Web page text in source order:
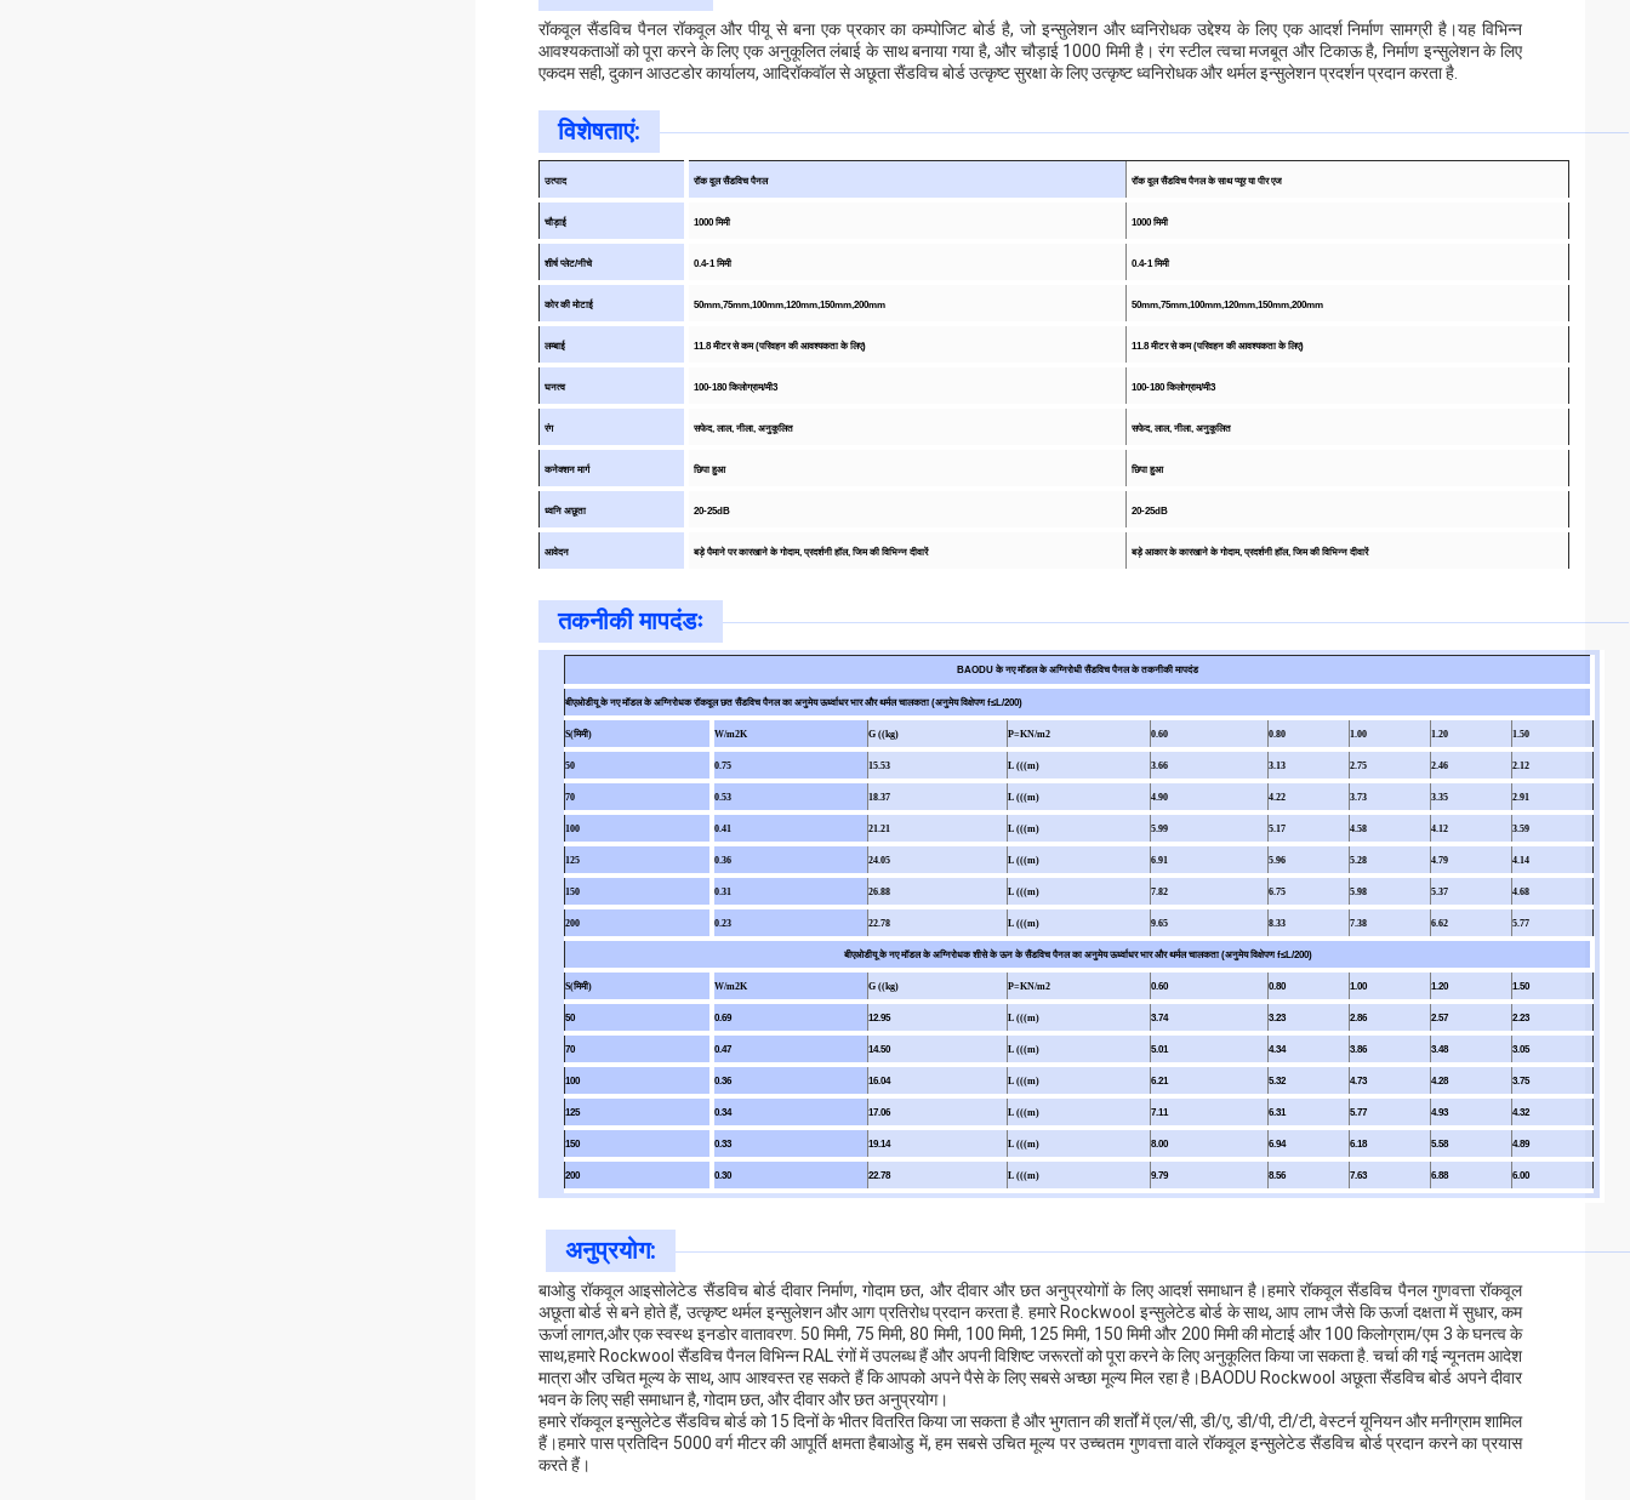
रॉकवूल सैंडविच पैनल रॉकवूल और पीयू से बना एक प्रकार का कम्पोजिट बोर्ड है, जो इन्सुलेशन और ध्वनिरोधक उद्देश्य के लिए एक आदर्श निर्माण सामग्री है।यह विभिन्न
आवश्यकताओं को पूरा करने के लिए एक अनुकूलित लंबाई के साथ बनाया गया है, और चौड़ाई 1000 मिमी है। रंग स्टील त्वचा मजबूत और टिकाऊ है, निर्माण इन्सुलेशन के लिए
एकदम सही, दुकान आउटडोर कार्यालय, आदिरॉकवॉल से अछूता सैंडविच बोर्ड उत्कृष्ट सुरक्षा के लिए उत्कृष्ट ध्वनिरोधक और थर्मल इन्सुलेशन प्रदर्शन प्रदान करता है.
विशेषताएं:
उत्पाद रॉक वूल सैंडविच पैनल रॉक वूल सैंडविच पैनल के साथ प्यूर या पीर एज
चौड़ाई 1000 मिमी 1000 मिमी
शीर्ष प्लेट/नीचे 0.4-1 मिमी 0.4-1 मिमी
कोर की मोटाई 50mm,75mm,100mm,120mm,150mm,200mm 50mm,75mm,100mm,120mm,150mm,200mm
लम्बाई 11.8 मीटर से कम (परिवहन की आवश्यकता के लिए) 11.8 मीटर से कम (परिवहन की आवश्यकता के लिए)
घनत्व 100-180 किलोग्राम/मी3 100-180 किलोग्राम/मी3
रंग सफेद, लाल, नीला, अनुकूलित सफेद, लाल, नीला, अनुकूलित
कनेक्शन मार्ग छिपा हुआ छिपा हुआ
ध्वनि अछूता 20-25dB 20-25dB
आवेदन बड़े पैमाने पर कारखाने के गोदाम, प्रदर्शनी हॉल, जिम की विभिन्न दीवारें बड़े आकार के कारखाने के गोदाम, प्रदर्शनी हॉल, जिम की विभिन्न दीवारें
तकनीकी मापदंडः
BAODU के नए मॉडल के अग्निरोधी सैंडविच पैनल के तकनीकी मापदंड
बीएओडीयू के नए मॉडल के अग्निरोधक रॉकवूल छत सैंडविच पैनल का अनुमेय ऊर्ध्वाधर भार और थर्मल चालकता (अनुमेय विक्षेपण f≤L/200)
S(मिमी) W/m2K G ((kg) P=KN/m2 0.60 0.80 1.00 1.20 1.50
50 0.75 15.53 L (((m) 3.66 3.13 2.75 2.46 2.12
70 0.53 18.37 L (((m) 4.90 4.22 3.73 3.35 2.91
100 0.41 21.21 L (((m) 5.99 5.17 4.58 4.12 3.59
125 0.36 24.05 L (((m) 6.91 5.96 5.28 4.79 4.14
150 0.31 26.88 L (((m) 7.82 6.75 5.98 5.37 4.68
200 0.23 22.78 L (((m) 9.65 8.33 7.38 6.62 5.77
बीएओडीयू के नए मॉडल के अग्निरोधक शीसे के ऊन के सैंडविच पैनल का अनुमेय ऊर्ध्वाधर भार और थर्मल चालकता (अनुमेय विक्षेपण f≤L/200)
S(मिमी) W/m2K G ((kg) P=KN/m2 0.60 0.80 1.00 1.20 1.50
50 0.69 12.95 L (((m) 3.74 3.23 2.86 2.57 2.23
70 0.47 14.50 L (((m) 5.01 4.34 3.86 3.48 3.05
100 0.36 16.04 L (((m) 6.21 5.32 4.73 4.28 3.75
125 0.34 17.06 L (((m) 7.11 6.31 5.77 4.93 4.32
150 0.33 19.14 L (((m) 8.00 6.94 6.18 5.58 4.89
200 0.30 22.78 L (((m) 9.79 8.56 7.63 6.88 6.00
अनुप्रयोग:
बाओडु रॉकवूल आइसोलेटेड सैंडविच बोर्ड दीवार निर्माण, गोदाम छत, और दीवार और छत अनुप्रयोगों के लिए आदर्श समाधान है।हमारे रॉकवूल सैंडविच पैनल गुणवत्ता रॉकवूल
अछूता बोर्ड से बने होते हैं, उत्कृष्ट थर्मल इन्सुलेशन और आग प्रतिरोध प्रदान करता है. हमारे Rockwool इन्सुलेटेड बोर्ड के साथ, आप लाभ जैसे कि ऊर्जा दक्षता में सुधार, कम
ऊर्जा लागत,और एक स्वस्थ इनडोर वातावरण. 50 मिमी, 75 मिमी, 80 मिमी, 100 मिमी, 125 मिमी, 150 मिमी और 200 मिमी की मोटाई और 100 किलोग्राम/एम 3 के घनत्व के
साथ,हमारे Rockwool सैंडविच पैनल विभिन्न RAL रंगों में उपलब्ध हैं और अपनी विशिष्ट जरूरतों को पूरा करने के लिए अनुकूलित किया जा सकता है. चर्चा की गई न्यूनतम आदेश
मात्रा और उचित मूल्य के साथ, आप आश्वस्त रह सकते हैं कि आपको अपने पैसे के लिए सबसे अच्छा मूल्य मिल रहा है।BAODU Rockwool अछूता सैंडविच बोर्ड अपने दीवार
भवन के लिए सही समाधान है, गोदाम छत, और दीवार और छत अनुप्रयोग।
हमारे रॉकवूल इन्सुलेटेड सैंडविच बोर्ड को 15 दिनों के भीतर वितरित किया जा सकता है और भुगतान की शर्तों में एल/सी, डी/ए, डी/पी, टी/टी, वेस्टर्न यूनियन और मनीग्राम शामिल
हैं।हमारे पास प्रतिदिन 5000 वर्ग मीटर की आपूर्ति क्षमता हैबाओडु में, हम सबसे उचित मूल्य पर उच्चतम गुणवत्ता वाले रॉकवूल इन्सुलेटेड सैंडविच बोर्ड प्रदान करने का प्रयास
करते हैं।